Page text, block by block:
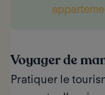
Voyager de
Pratiquer le